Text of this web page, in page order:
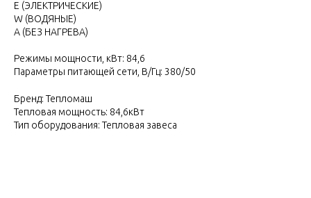
Е (ЭЛЕКТРИЧЕСКИЕ)
W (ВОДЯНЫЕ)
А (БЕЗ НАГРЕВА)
Режимы мощности, кВт: 84,6
Параметры питающей сети, В/Гц: 380/50
Бренд: Тепломаш
Тепловая мощность: 84,6кВт
Тип оборудования: Тепловая завеса